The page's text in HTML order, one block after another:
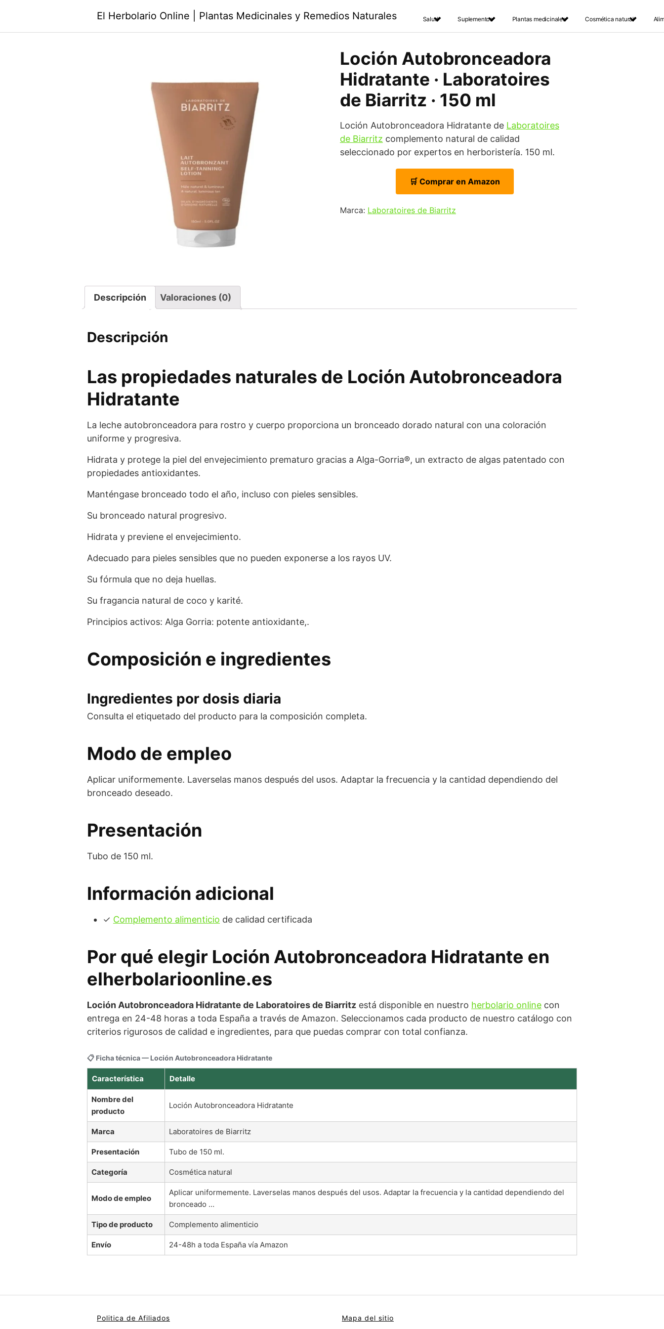
El Herbolario Online | Plantas Medicinales y Remedios Naturales Salud Suplementos Plantas medicinales Cosmética natural
Loción Autobronceadora
Hidratante · Laboratoires
de Biarritz · 150 ml
Loción Autobronceadora Hidratante de Laboratoires
de Biarritz complemento natural de calidad
seleccionado por expertos en herboristería. 150 ml.
🛒 Comprar en Amazon
Marca: Laboratoires de Biarritz
Descripción Valoraciones (0)
Descripción
Las propiedades naturales de Loción Autobronceadora
Hidratante
La leche autobronceadora para rostro y cuerpo proporciona un bronceado dorado natural con una coloración
uniforme y progresiva.
Hidrata y protege la piel del envejecimiento prematuro gracias a Alga-Gorria®, un extracto de algas patentado con
propiedades antioxidantes.
Manténgase bronceado todo el año, incluso con pieles sensibles.
Su bronceado natural progresivo.
Hidrata y previene el envejecimiento.
Adecuado para pieles sensibles que no pueden exponerse a los rayos UV.
Su fórmula que no deja huellas.
Su fragancia natural de coco y karité.
Principios activos: Alga Gorria: potente antioxidante,.
Composición e ingredientes
Ingredientes por dosis diaria
Consulta el etiquetado del producto para la composición completa.
Modo de empleo
Aplicar uniformemente. Laverselas manos después del usos. Adaptar la frecuencia y la cantidad dependiendo del
bronceado deseado.
Presentación
Tubo de 150 ml.
Información adicional
✓ Complemento alimenticio de calidad certificada
Por qué elegir Loción Autobronceadora Hidratante en
elherbolarioonline.es
Loción Autobronceadora Hidratante de Laboratoires de Biarritz está disponible en nuestro herbolario online con
entrega en 24-48 horas a toda España a través de Amazon. Seleccionamos cada producto de nuestro catálogo con
criterios rigurosos de calidad e ingredientes, para que puedas comprar con total confianza.
📋 Ficha técnica — Loción Autobronceadora Hidratante
Característica Detalle
Nombre del
producto
Loción Autobronceadora Hidratante
Marca Laboratoires de Biarritz
Presentación Tubo de 150 ml.
Categoría Cosmética natural
Modo de empleo
Aplicar uniformemente. Laverselas manos después del usos. Adaptar la frecuencia y la cantidad dependiendo del
bronceado …
Tipo de producto Complemento alimenticio
Envío 24-48h a toda España vía Amazon
Politica de Afiliados Mapa del sitio